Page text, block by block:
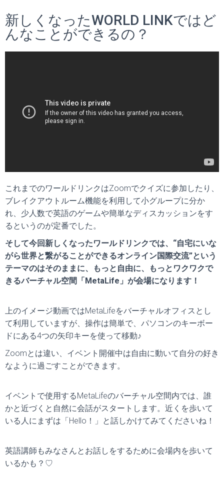
新しくなったWORLD LINKではど
んなことができるの？
これまでのワールドリンクはZoomでクイズに参加したり、
ブレイクアウトルーム機能を利用して小グループに分か
れ、少人数で英語のゲームや簡単なディスカッションをす
るというのが定番でした。
そして今回新しくなったワールドリンクでは、“自宅にいな
がら世界と繋がることができるオンライン国際交流”という
テーマのはそのままに、もっと自由に、もっとワクワクで
きるバーチャル空間「MetaLife」が会場になります！
上のイメージ動画ではMetaLifeをバーチャルオフィスとし
て利用していますが、 操作は簡単で、パソコンのキーボー
ドにある4つの矢印キーを使って移動♪
Zoomとは違い、イベント開催中は自由に動いて自分の好き
なように過ごすことができます。
イベントで使用するMetaLifeのバーチャル空間内では、誰
かと近づくと自然に会話がスタートします。近くを歩いて
いる人にまずは「Hello！」と話しかけてみてくださいね！
英語講師もみなさんとお話しをするために会場内を歩いて
いるかも？♡